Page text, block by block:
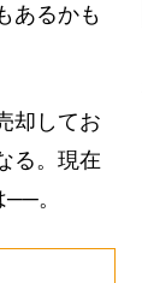
あるかも
却してお
る。現在
。